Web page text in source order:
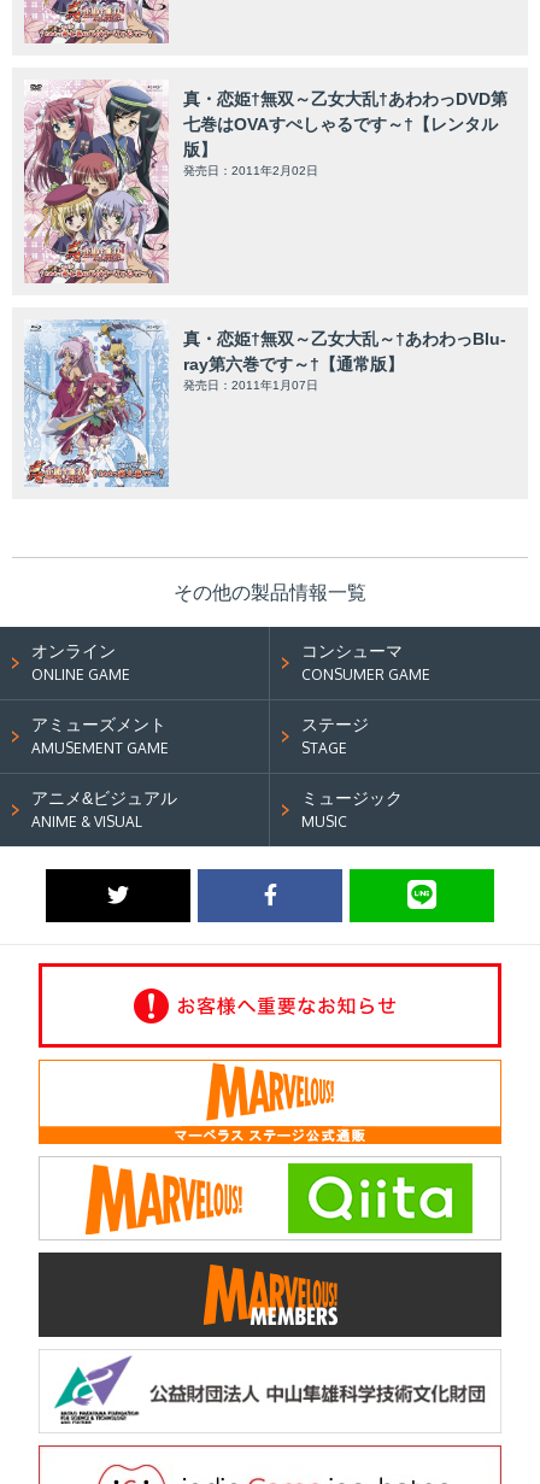
真・恋姫†無双～乙女大乱†あわわっDVD第
七巻はOVAすぺしゃるです～†【レンタル
版】
発売日：2011年2月02日
真・恋姫†無双～乙女大乱～†あわわっBlu-
ray第六巻です～†【通常版】
発売日：2011年1月07日
その他の製品情報一覧
オンライン
ONLINE GAME
コンシューマ
CONSUMER GAME
アミューズメント
AMUSEMENT GAME
ステージ
STAGE
アニメ&ビジュアル
ANIME & VISUAL
ミュージック
MUSIC